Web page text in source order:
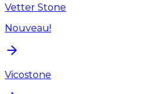
Vetter Stone
Nouveau!
Vicostone